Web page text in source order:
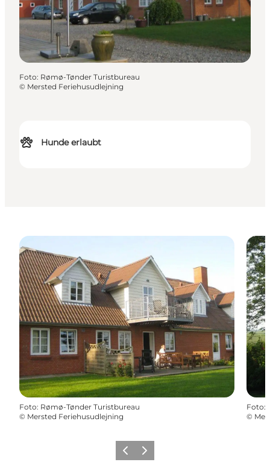
Hunde erlaubt
Foto: Rømø-Tønder Turistbureau
© Mersted Feriehusudlejning
Foto: Rømø-Tønder Turistbureau
© Mersted Feriehusudlejning
Foto:
©
ZurückWeiter